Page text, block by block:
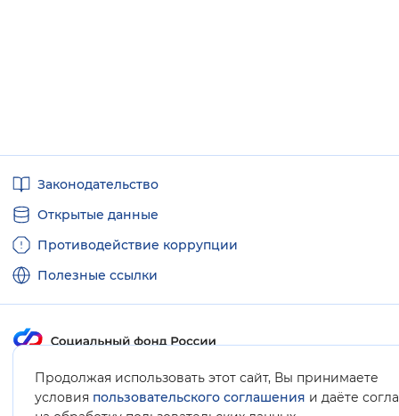
Продолжая использовать этот сайт, Вы принимаете
условия пользовательского соглашения и даёте
ссылкиЗаконодательство
Открытые данные
Противодействие коррупции
Полезные ссылки
Карта сайта